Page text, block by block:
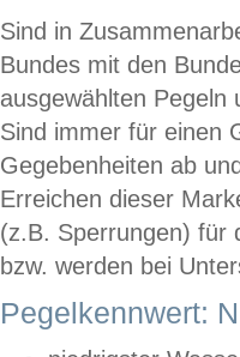
Sind in
Bundes mit den
ausgewählten
Sind immer für einen
Gegebenheiten ab
Erreichen dieser
(z.B. Sperrungen) für
bzw. werden bei
Pegelkennwert: